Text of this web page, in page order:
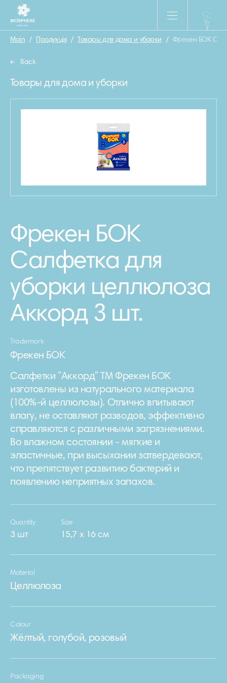
Main / Продукція / Товары для дома и уборки / Фрекен БОК
Back
Товары для дома и уборки
Фрекен БОК
Салфетка для
уборки целлюлоза
Аккорд 3 шт.
Trademark
Фрекен БОК
Салфетки "Аккорд" ТМ Фрекен БОК
изготовлены из натурального материала
(100%-й целлюлозы). Отлично впитывают
влагу, не оставляют разводов, эффективно
справляются с различными загрязнениями.
Во влажном состоянии - мягкие и
эластичные, при высыхании затвердевают,
что препятствует развитию бактерий и
появлению неприятных запахов.
Quantity
3 шт
Size
15,7 х 16 см
Material
Целлюлоза
Colour
Жёлтый, голубой, розовый
Packaging